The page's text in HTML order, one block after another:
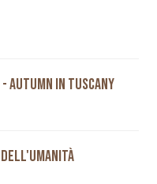
AUTUMN IN TUSCANY